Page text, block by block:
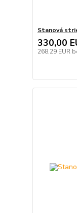
Stanová
330,00
268,29 EUR